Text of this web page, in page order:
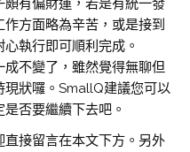
方面略為辛苦，或是接到
執行即可順利完成。
不變了，雖然覺得無聊但
狀囉。SmallQ建議您可以
否要繼續下去吧。
接留言在本文下方。另外